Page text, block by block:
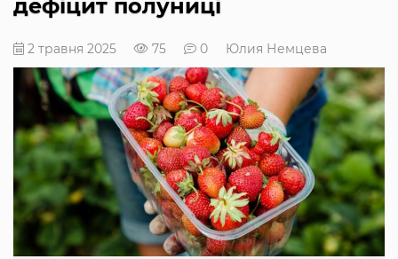
дефіцит полуниці
2 травня 2025 75 0 Юлия Немцева